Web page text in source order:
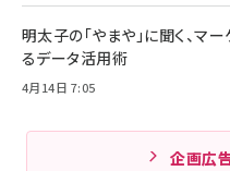
明太子の「やまや」に聞く、マ
るデータ活用術
4月14日 7:05
企画広